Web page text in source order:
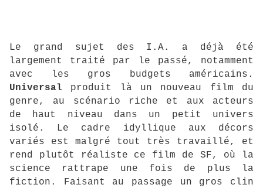
Le grand sujet des I.A. a déjà été
largement traité par le passé, notamment
avec les gros budgets américains.
Universal produit là un nouveau film du
genre, au scénario riche et aux acteurs
de haut niveau dans un petit univers
isolé. Le cadre idyllique aux décors
variés est malgré tout très travaillé, et
rend plutôt réaliste ce film de SF, où la
science rattrape une fois de plus la
fiction. Faisant au passage un gros clin